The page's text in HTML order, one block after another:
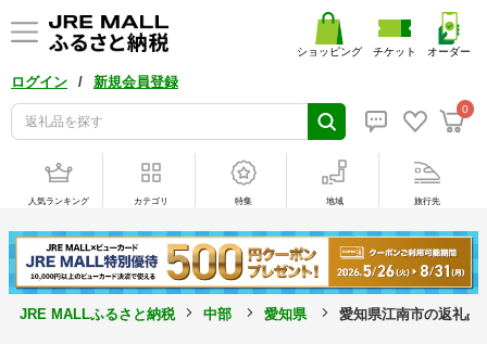
ログイン / 新規会員登録
0
ショッピング チケット オーダー
人気ランキング カテゴリ 特集 地域 旅行先
JRE MALLふるさと納税 中部 愛知県 愛知県江南市の返礼品